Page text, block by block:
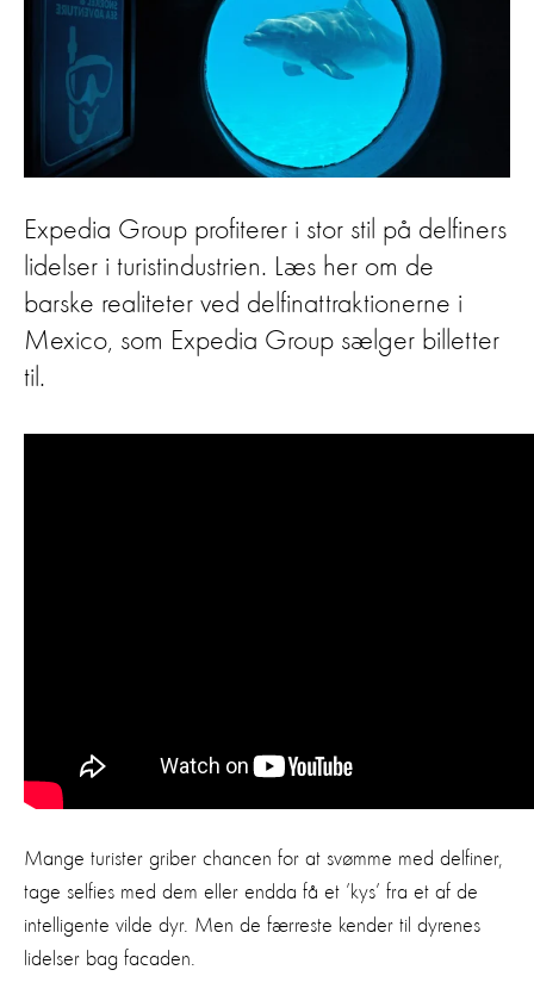
Expedia Group profiterer i stor stil på delfiners
lidelser i turistindustrien. Læs her om de
barske realiteter ved delfinattraktionerne i
Mexico, som Expedia Group sælger billetter
til.
Mange turister griber chancen for at svømme med delfiner,
tage selfies med dem eller endda få et ’kys’ fra et af de
intelligente vilde dyr. Men de færreste kender til dyrenes
lidelser bag facaden.